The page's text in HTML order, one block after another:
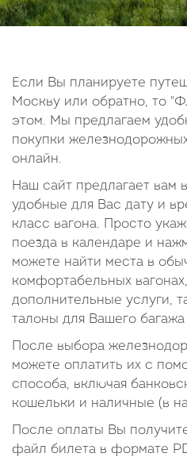
Если Вы планируете
Москву или обратно, то
этом. Мы предлагаем
покупки
онлайн.
Наш сайт предлагает вам
удобные для Вас дату и
класс вагона. Просто
поезда в календаре и
можете найти места в
комфортабельных
дополнительные услуги,
талоны для Вашего
После выбора
можете оплатить их с
способа, включая
кошельки и наличные (в
После оплаты Вы
файл билета в формате
14
15 16 17
5
6 7 8
12
13 14 15
19
20 21 22